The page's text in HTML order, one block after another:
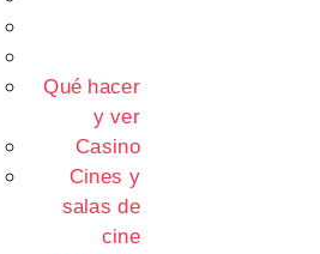
Qué hacer
y ver
Casino
Cines y
salas de
cine